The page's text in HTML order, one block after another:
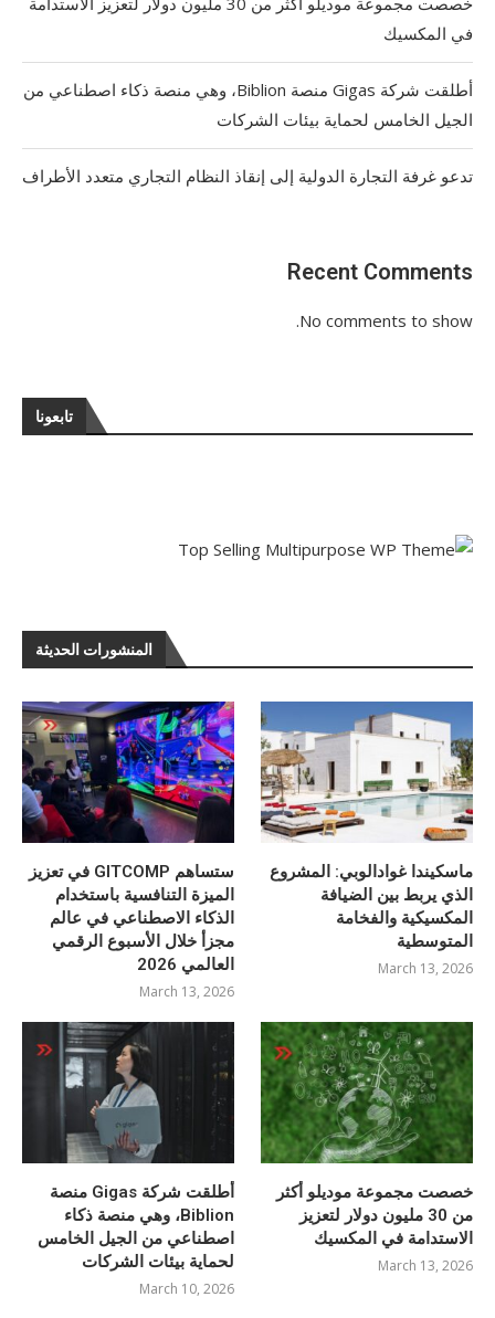
في المكسيك
أطلقت شركة Gigas منصة Biblion، وهي منصة ذكاء اصطناعي من
الجيل الخامس لحماية بيئات الشركات
تدعو غرفة التجارة الدولية إلى إنقاذ النظام التجاري متعدد الأطراف
Recent Comments
No comments to show.
تابعونا
المنشورات الحديثة
ماسكيندا غوادالوبي: المشروع
الذي يربط بين الضيافة
المكسيكية والفخامة
المتوسطية
March 13, 2026
ستساهم GITCOMP في تعزيز
الميزة التنافسية باستخدام
الذكاء الاصطناعي في عالم
مجزأ خلال الأسبوع الرقمي
العالمي 2026
March 13, 2026
خصصت مجموعة موديلو أكثر
من 30 مليون دولار لتعزيز
الاستدامة في المكسيك
March 13, 2026
أطلقت شركة Gigas منصة
Biblion، وهي منصة ذكاء
اصطناعي من الجيل الخامس
لحماية بيئات الشركات
March 10, 2026